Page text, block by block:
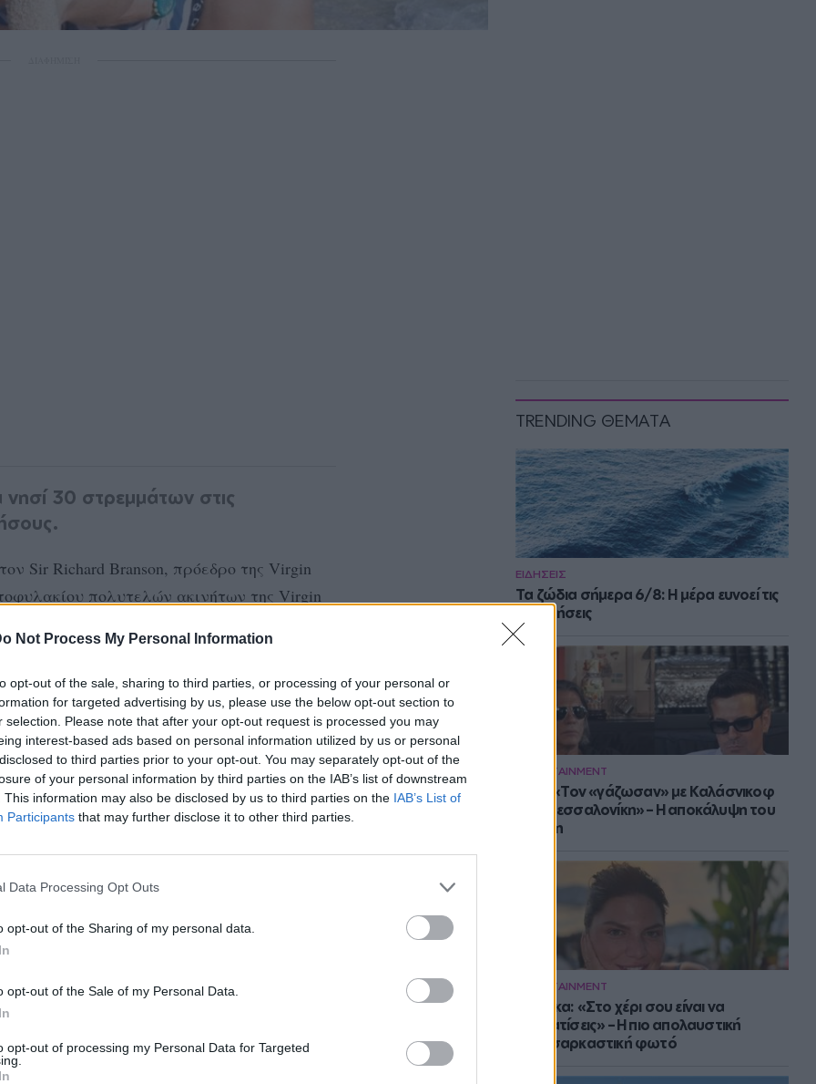
Not Process My Personal Information
opt-out of the sale, sharing to third parties, or processing of your personal or
for targeted advertising by us, please use the below opt-out section to
selection. Please note that after your opt-out request is processed you may
interest-based ads based on personal information utilized by us or personal
to third parties prior to your opt-out. You may separately opt-out of the
of your personal information by third parties on the IAB’s list of downstream
This information may also be disclosed by us to third parties on the IAB’s List of
Participants that may further disclose it to other third parties.
Data Processing Opt Outs
opt-out of the Sharing of my personal data.
opt-out of the Sale of my Personal Data.
opt-out of processing my Personal Data for Targeted
TRENDING ΘΕΜΑΤΑ
ΕΙΔΗΣΕΙΣ
Τα ζώδια σήμερα 6/8: Η μέρα ευνοεί τις
συζητήσεις
ENTERTAINMENT
Νίνο: «Τον «γάζωσαν» με Καλάσνικοφ
στη Θεσσαλονίκη» – Η αποκάλυψη του
Ψινάκη
ENTERTAINMENT
Μπάρκα: «Στο χέρι σου είναι να
αδυνατίσεις» – Η πιο απολαυστική
αυτοσαρκαστική φωτό
νησί 30 στρεμμάτων στις
Sir Richard Branson, πρόεδρο της Virgin
πολυτελών ακινήτων της Virgin
28 ετών όταν το αγόρασε και για χρόνια
ο δικός του κρυμμένος παράδεισος, που